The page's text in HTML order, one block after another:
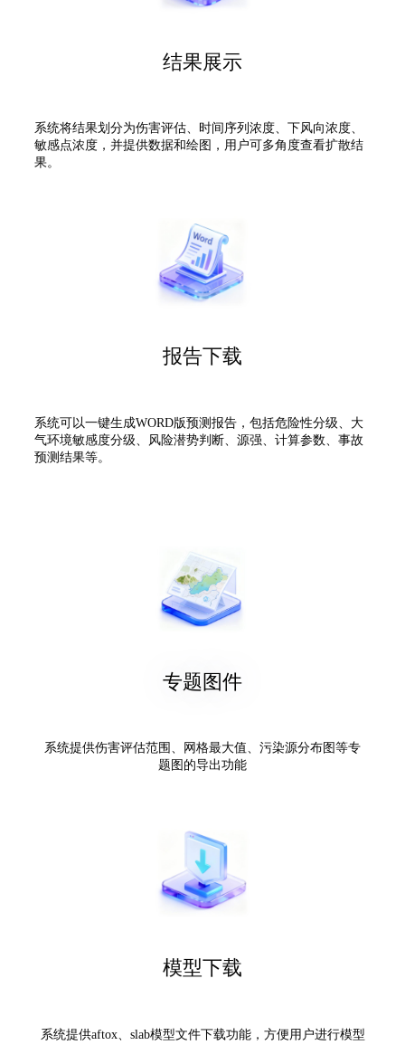
结果展示
系统将结果划分为伤害评估、时间序列浓度、下风向浓度、
敏感点浓度，并提供数据和绘图，用户可多角度查看扩散结
果。
报告下载
系统可以一键生成WORD版预测报告，包括危险性分级、大
气环境敏感度分级、风险潜势判断、源强、计算参数、事故
预测结果等。
专题图件
系统提供伤害评估范围、网格最大值、污染源分布图等专
题图的导出功能
模型下载
系统提供aftox、slab模型文件下载功能，方便用户进行模型